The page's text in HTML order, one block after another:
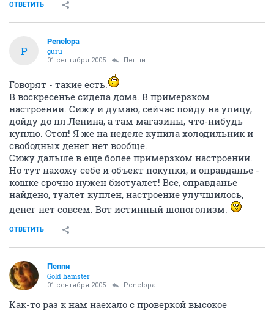
ОТВЕТИТЬ
P
Penelopa
guru
01 сентября 2005 Пеппи
Говорят - такие есть.
В воскресенье сидела дома. В примерзком
настроении. Сижу и думаю, сейчас пойду на улицу,
дойду до пл.Ленина, а там магазины, что-нибудь
куплю. Стоп! Я же на неделе купила холодильник и
свободных денег нет вообще.
Сижу дальше в еще более примерзком настроении.
Но тут нахожу себе и объект покупки, и оправданье -
кошке срочно нужен биотуалет! Все, оправданье
найдено, туалет куплен, настроение улучшилось,
денег нет совсем. Вот истинный шопоголизм.
ОТВЕТИТЬ
Пеппи
Gold hamster
01 сентября 2005 Penelopa
Как-то раз к нам наехало с проверкой высокое